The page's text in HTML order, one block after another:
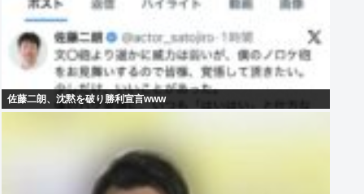
佐藤二朗、沈黙を破り勝利宣言www